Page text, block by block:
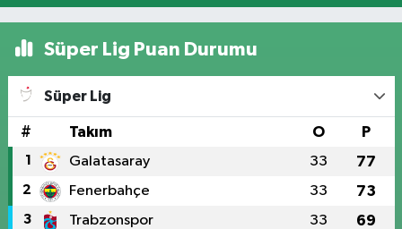
Süper Lig Puan Durumu
Süper Lig
# Takım O P
1 Galatasaray 33 77
2 Fenerbahçe 33 73
3 Trabzonspor 33 69